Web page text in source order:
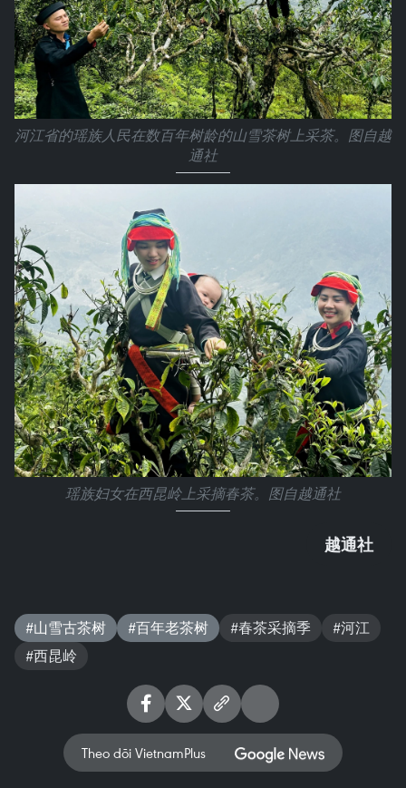
河江省的瑶族人民在数百年树龄的山雪茶树上采茶。图自越
通社
瑶族妇女在西昆岭上采摘春茶。图自越通社
越通社
#山雪古茶树 #百年老茶树 #春茶采摘季
#河江
#西昆岭
Theo dõi VietnamPlus